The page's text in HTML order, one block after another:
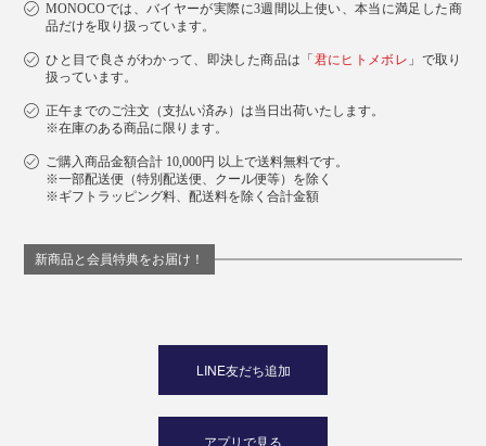
MONOCOでは、バイヤーが実際に3週間以上使い、本当に満足した商
品だけを取り扱っています。
ひと目で良さがわかって、即決した商品は「 君にヒトメボレ 」で取り
扱っています。
正午までのご注文（支払い済み）は当日出荷いたします。
※在庫のある商品に限ります。
ご購入商品金額合計 10,000円 以上で送料無料です。
※一部配送便（特別配送便、クール便等）を除く
※ギフトラッピング料、配送料を除く合計金額
新商品と会員特典をお届け！
LINE友だち追加
アプリで見る